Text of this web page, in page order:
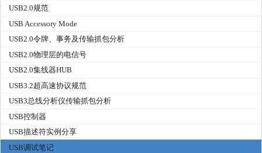
USB2.0规范
USB Accessory Mode
USB2.0令牌、事务及传输抓包分析
USB2.0物理层的电信号
USB2.0集线器HUB
USB3.2超高速协议规范
USB3总线分析仪传输抓包分析
USB控制器
USB描述符实例分享
USB调试笔记